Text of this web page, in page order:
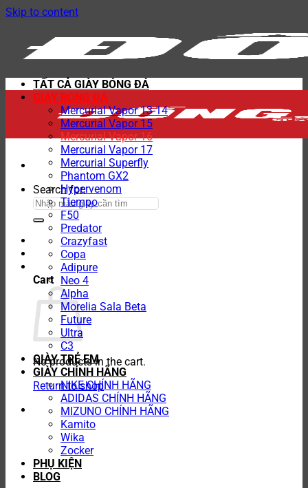
Skip to content
Search for:
Cart
No products in the cart.
Return to shop
TẤT CẢ GIÀY BÓNG ĐÁ
GIÀY BÓNG ĐÁ
Mercurial Vapor 13-14
Mercurial Vapor 15
Mercurial Vapor 16
Mercurial Vapor 17
Mercurial Superfly
Phantom GX2
Hypervenom
Tiempo
F50
Predator
Crazyfast
Copa
Adipure
Neo 4
Alpha
Morelia Sala Beta
Future
Ultra
C3
GIÀY TRẺ EM
GIÀY CHÍNH HÃNG
NIKE CHÍNH HÃNG
ADIDAS CHÍNH HÃNG
MIZUNO CHÍNH HÃNG
Kamito
Wika
Zocker
PHỤ KIỆN
BLOG